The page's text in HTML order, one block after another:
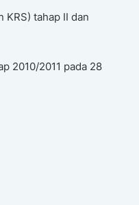
tahap II dan
2010/2011 pada 28